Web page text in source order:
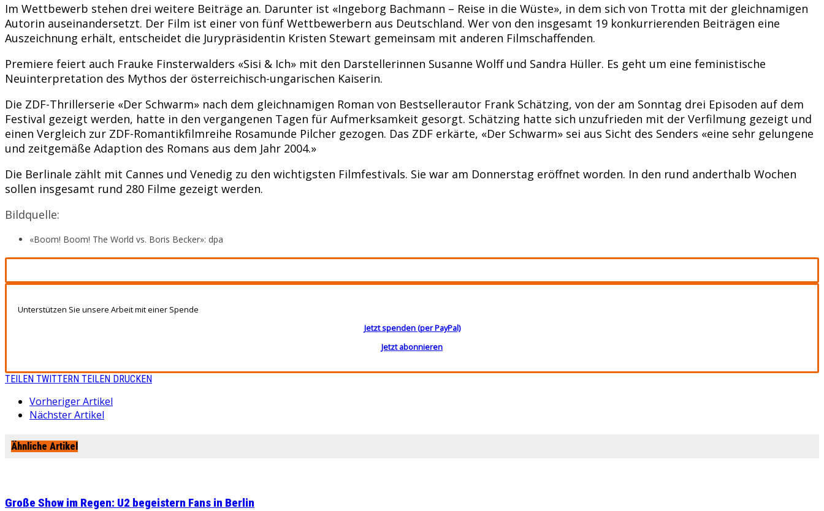
Im Wettbewerb stehen drei weitere Beiträge an. Darunter ist «Ingeborg Bachmann – Reise in die Wüste», in dem sich von Trotta mit der gleichnamigen
Autorin auseinandersetzt. Der Film ist einer von fünf Wettbewerbern aus Deutschland. Wer von den insgesamt 19 konkurrierenden Beiträgen eine
Auszeichnung erhält, entscheidet die Jurypräsidentin Kristen Stewart gemeinsam mit anderen Filmschaffenden.
Premiere feiert auch Frauke Finsterwalders «Sisi & Ich» mit den Darstellerinnen Susanne Wolff und Sandra Hüller. Es geht um eine feministische
Neuinterpretation des Mythos der österreichisch-ungarischen Kaiserin.
Die ZDF-Thrillerserie «Der Schwarm» nach dem gleichnamigen Roman von Bestsellerautor Frank Schätzing, von der am Sonntag drei Episoden auf dem
Festival gezeigt werden, hatte in den vergangenen Tagen für Aufmerksamkeit gesorgt. Schätzing hatte sich unzufrieden mit der Verfilmung gezeigt und
einen Vergleich zur ZDF-Romantikfilmreihe Rosamunde Pilcher gezogen. Das ZDF erkärte, «Der Schwarm» sei aus Sicht des Senders «eine sehr gelungene
und zeitgemäße Adaption des Romans aus dem Jahr 2004.»
Die Berlinale zählt mit Cannes und Venedig zu den wichtigsten Filmfestivals. Sie war am Donnerstag eröffnet worden. In den rund anderthalb Wochen
sollen insgesamt rund 280 Filme gezeigt werden.
Bildquelle:
«Boom! Boom! The World vs. Boris Becker»: dpa
Unterstützen Sie unsere Arbeit mit einer Spende
Jetzt spenden (per PayPal)
Jetzt abonnieren
TEILEN TWITTERN TEILEN DRUCKEN
Vorheriger Artikel
Nächster Artikel
Ähnliche Artikel
Große Show im Regen: U2 begeistern Fans in Berlin